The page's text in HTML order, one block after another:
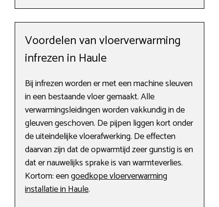
Voordelen van vloerverwarming
infrezen in Haule
Bij infrezen worden er met een machine sleuven
in een bestaande vloer gemaakt. Alle
verwarmingsleidingen worden vakkundig in de
gleuven geschoven. De pijpen liggen kort onder
de uiteindelijke vloerafwerking. De effecten
daarvan zijn dat de opwarmtijd zeer gunstig is en
dat er nauwelijks sprake is van warmteverlies.
Kortom: eengoedkope vloerverwarming
installatie in Haule.